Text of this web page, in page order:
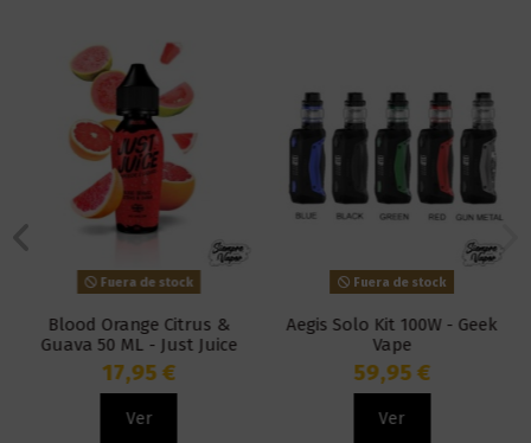
Fuera de stock
Blood Orange Citrus &
Guava 50 ML - Just Juice
17,95 €
Ver
Fuera de stock
Aegis Solo Kit 100W - Geek
Vape
59,95 €
Ver